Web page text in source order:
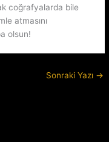
coğrafyalarda bile
atmasını
olsun!
Sonraki Yazı →